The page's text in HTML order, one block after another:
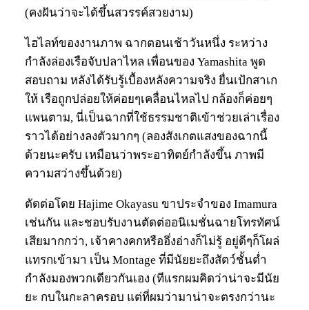
(คงฝันว่าจะได้ขึ้นสวรรค์สวยงาม)
ไฮไลท์ของงานภาพ ฉากตอนเช้าวันหนึ่ง ระหว่าง
กำลังล่องเรือจับปลาไหล เพื่อนของ Yamashita พูด
สอบถาม หลังได้รับรู้เบื้องหลังความจริง ยื่นเป้กสาเก
ให้ เรือถูกปล่อยให้ค่อยๆเคลื่อนไหลไป กล้องก็ค่อยๆ
แพนตาม, นี่เป็นฉากที่ใช้ธรรมชาติเข้าช่วยเล่าเรื่อง
ราวได้อย่างลงตัวมากๆ (ลองสังเกตแสงของฉากนี้
ด้วยนะครับ เหมือนว่าพระอาทิตย์กำลังขึ้น ภาพมี
ความสว่างขึ้นด้วย)
ตัดต่อโดย Hajime Okayasu ขาประจำของ Imamura
เช่นกัน และชอบรับงานตัดต่ออนิเมชั่นฉายโทรทัศน์
เสียมากกว่า, เจ้าคางคกหรืออึ่งอ่างก็ไม่รู้ อยู่ดีๆก็โผล่
แทรกเข้ามา เป็น Montage ที่มีนัยยะถึงสัตว์ชั้นต่ำ
กำลังมองพวกเดียวกันเอง (ทีแรกผมคิดว่าน่าจะมีนัย
ยะ กบในกะลาครอบ แต่ที่ผมว่ามาน่าจะตรงกว่านะ